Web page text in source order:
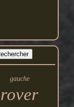
gauche
rover